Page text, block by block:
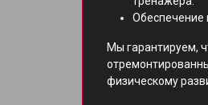
Обеспечение
Мы гарантируем,
физическому